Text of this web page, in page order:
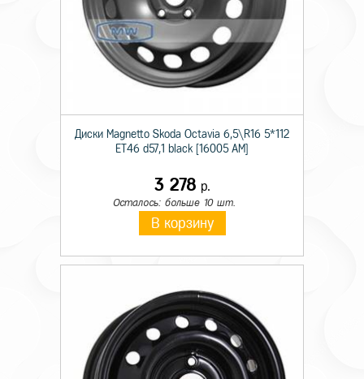
Диски Magnetto Skoda Octavia 6,5\R16 5*112
ET46 d57,1 black [16005 AM]
3 278 р.
Осталось: больше 10 шт.
В корзину